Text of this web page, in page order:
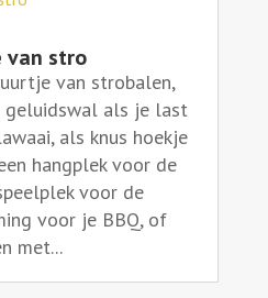
van stro
van strobalen,
geluidswal als je last
als knus hoekje
hangplek voor de
voor de
voor je BBQ, of
met...